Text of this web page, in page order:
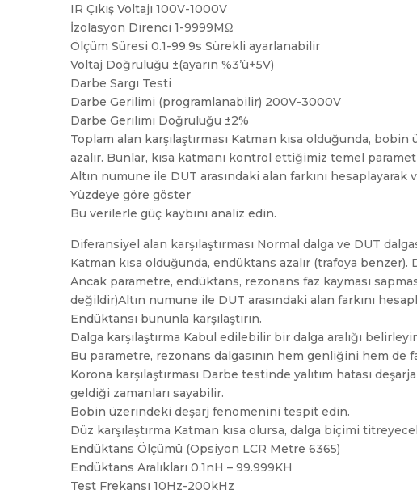
IR Çıkış Voltajı 100V-1000V
İzolasyon Direnci 1-9999MΩ
Ölçüm Süresi 0.1-99.9s Sürekli ayarlanabilir
Voltaj Doğruluğu ±(ayarın %3’ü+5V)
Darbe Sargı Testi
Darbe Gerilimi (programlanabilir) 200V-3000V
Darbe Gerilimi Doğruluğu ±2%
Toplam alan karşılaştırması Katman kısa olduğunda,
azalır. Bunlar, kısa katmanı kontrol ettiğimiz temel
Altın numune ile DUT arasındaki alan farkını hesaplayarak
Yüzdeye göre göster
Bu verilerle güç kaybını analiz edin.
Diferansiyel alan karşılaştırması Normal dalga ve DUT
Katman kısa olduğunda, endüktans azalır (trafoya benzer).
Ancak parametre, endüktans, rezonans faz kayması
değildir)Altın numune ile DUT arasındaki alan farkını
Endüktansı bununla karşılaştırın.
Dalga karşılaştırma Kabul edilebilir bir dalga aralığı
Bu parametre, rezonans dalgasının hem genliğini hem de
Korona karşılaştırması Darbe testinde yalıtım hatası
geldiği zamanları sayabilir.
Bobin üzerindeki deşarj fenomenini tespit edin.
Düz karşılaştırma Katman kısa olursa, dalga biçimi
Endüktans Ölçümü (Opsiyon LCR Metre 6365)
Endüktans Aralıkları 0.1nH – 99.999KH
Test Frekansı 10Hz-200kHz